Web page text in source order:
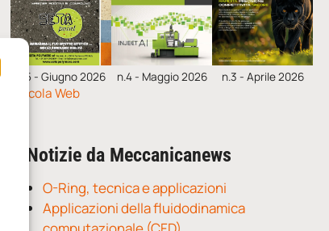
n.5 - Giugno 2026 n.4 - Maggio 2026 n.3 - Aprile 2026
Edicola Web
Notizie da Meccanicanews
O-Ring, tecnica e applicazioni
Applicazioni della fluidodinamica